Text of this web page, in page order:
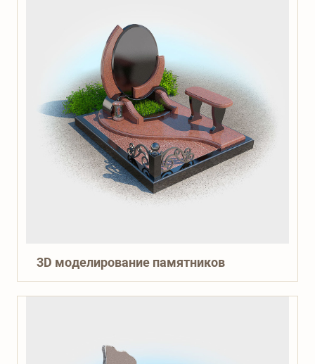
3D моделирование памятников